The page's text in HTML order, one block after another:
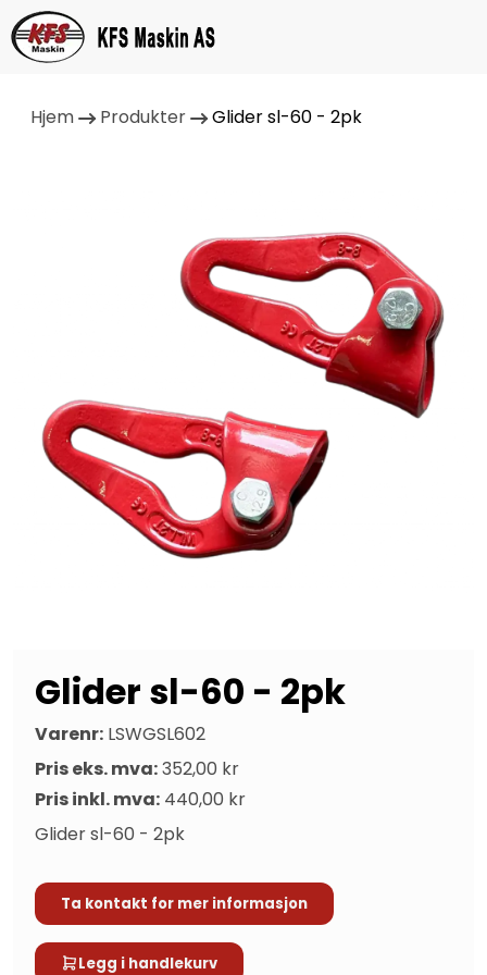
Hjem Produkter Glider sl-60 - 2pk
Glider sl-60 - 2pk
Varenr: LSWGSL602
Pris eks. mva:352,00 kr
Pris inkl. mva: 440,00 kr
Glider sl-60 - 2pk
Ta kontakt for mer informasjon
Legg i handlekurv